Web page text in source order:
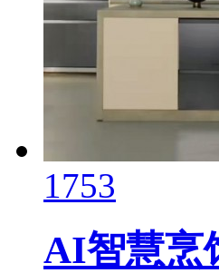
1753
AI智慧烹